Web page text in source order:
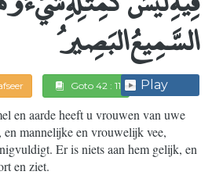
السَّمِيعُ البَصِيرُ
Goto 42 : 11 Play
en aarde heeft u vrouwen van uwe
en mannelijke en vrouwelijk vee,
Er is niets aan hem gelijk, en
en ziet.